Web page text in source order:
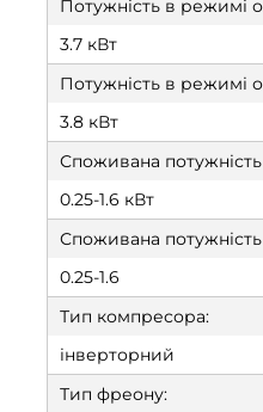
Потужність в режимі
3.7 кВт
Потужність в режимі
3.8 кВт
Споживана
0.25-1.6 кВт
Споживана потужність
0.25-1.6
Тип компресора:
інверторний
Тип фреону: